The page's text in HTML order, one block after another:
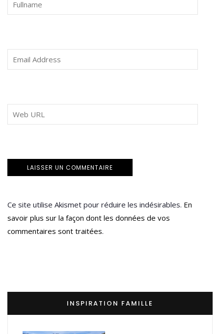
Ce site utilise Akismet pour réduire les indésirables. En
savoir plus sur la façon dont les données de vos
commentaires sont traitées.
INSPIRATION FAMILLE